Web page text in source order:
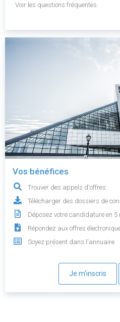
Voir les questions fréquentes.
Vos bénéfices
Trouver des appels d'offres
Télécharger des dossiers de
Déposez votre candidature en 5
Répondez aux offres
Soyez présent dans l'annuaire
Je m'inscris